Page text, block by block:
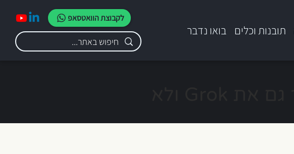
לקבוצת הוואטסאפ
תובנות וכלים בואו נדבר